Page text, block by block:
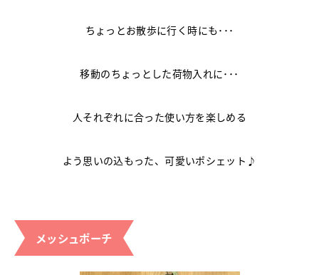
ちょっとお散歩に行く時にも･･･
移動のちょっとした荷物入れに･･･
人それぞれに合った使い方を楽しめる
よう思いの込もった、可愛いポシェット♪
メッシュポーチ